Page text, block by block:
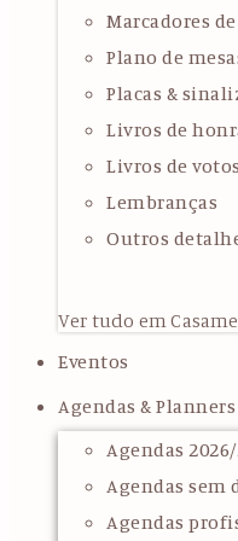
Marcadores
Plano de
Placas &
Livros de
Livros de votos
Lembranças
Outros
Ver tudo em
Eventos
Agendas & Planners
Agendas
Agendas sem
Agendas